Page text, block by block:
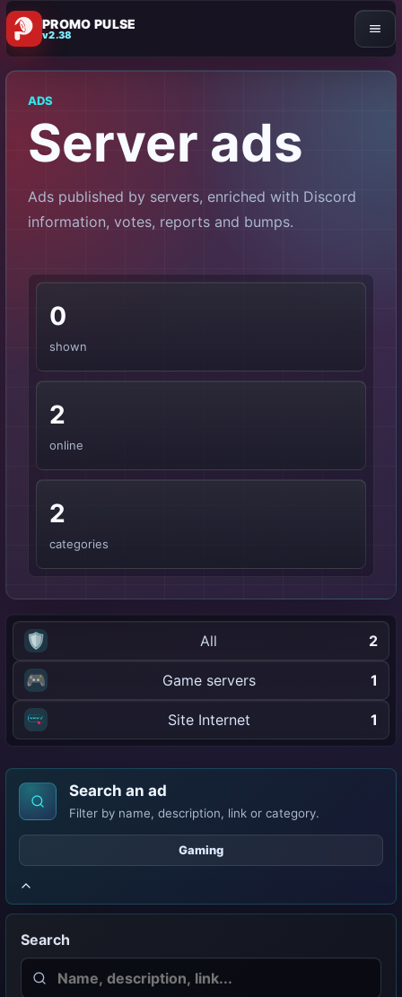
PROMO PULSE
v2.38
ADS
Server ads
Ads published by servers, enriched with Discord
information, votes, reports and bumps.
0
shown
2
online
2
categories
🛡️ All 2
🎮 Game servers 1
Site Internet 1
Search an ad
Filter by name, description, link or category.
Gaming
Search